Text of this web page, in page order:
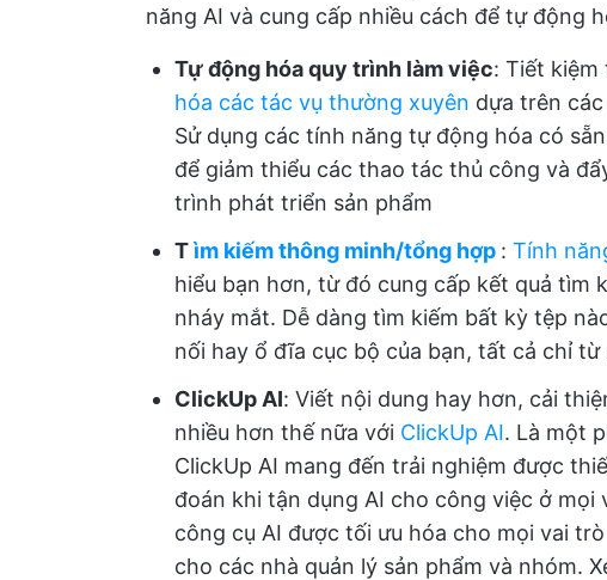
năng AI và cung cấp nhiều cách để tự động
Tự động hóa quy trình làm việc: Tiết kiệm
hóa các tác vụ thường xuyên dựa trên
Sử dụng các tính năng tự động hóa có
để giảm thiểu các thao tác thủ công và
trình phát triển sản phẩm
Tìm kiếm thông minh/tổng hợp : Tính
hiểu bạn hơn, từ đó cung cấp kết quả tìm
nháy mắt. Dễ dàng tìm kiếm bất kỳ tệp
nối hay ổ đĩa cục bộ của bạn, tất cả chỉ
ClickUp AI: Viết nội dung hay hơn, cải
nhiều hơn thế nữa với ClickUp AI. Là một
ClickUp AI mang đến trải nghiệm được
đoán khi tận dụng AI cho công việc ở
công cụ AI được tối ưu hóa cho mọi vai
cho các nhà quản lý sản phẩm và nhóm.